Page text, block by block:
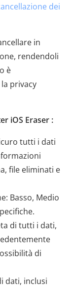
dei
in
rendendoli
è
privacy
iOS Eraser :
tutti i dati
file eliminati e
Basso, Medio
di tutti i dati,
di
dati, inclusi